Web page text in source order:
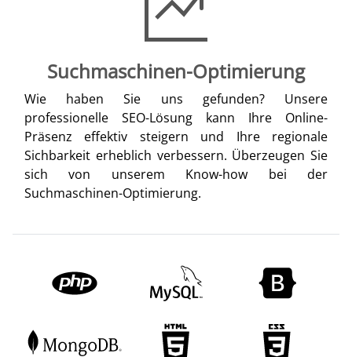
Suchmaschinen-Optimierung
Wie haben Sie uns gefunden? Unsere
professionelle SEO-Lösung kann Ihre Online-
Präsenz effektiv steigern und Ihre regionale
Sichbarkeit erheblich verbessern. Überzeugen Sie
sich von unserem Know-how bei der
Suchmaschinen-Optimierung.